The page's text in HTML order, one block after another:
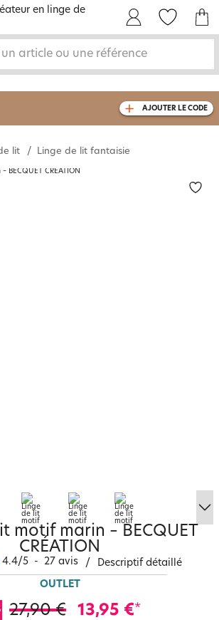
un article ou une référence
dès 2 articles
110€ d'achat
AJOUTER LE CODE
lit Linge de lit fantaisie
motif marin – BECQUET
CRÉATION
4.4/5 - 27 avis / Descriptif détaillé
OUTLET
27,90 € 13,95 €*